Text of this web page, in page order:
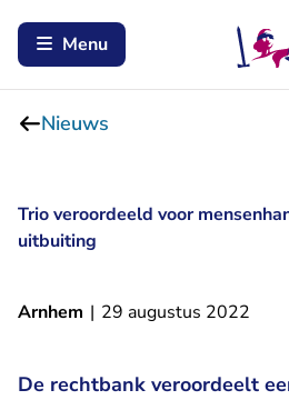
Menu
Nieuws
Trio veroordeeld voor
uitbuiting
Arnhem | 29 augustus 2022
De rechtbank veroordeelt